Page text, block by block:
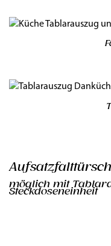
möglich mit
Steckdoseneinheit